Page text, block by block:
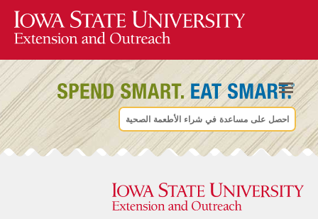
احصل على مساعدة في شراء الأطعمة الصحية